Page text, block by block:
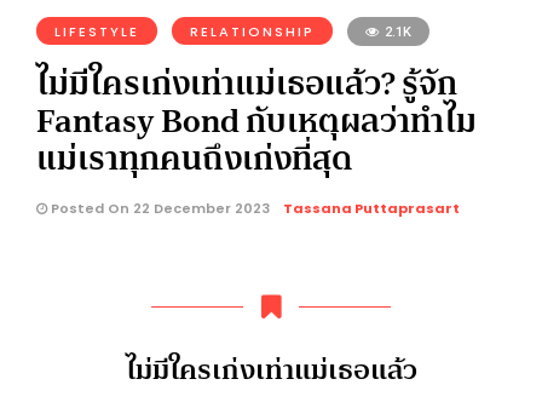
LIFESTYLE RELATIONSHIP 2.1K
ไม่มีใครเก่งเท่าแม่เธอแล้ว? รู้จัก
Fantasy Bond กับเหตุผลว่าทำไม
แม่เราทุกคนถึงเก่งที่สุด
Posted On 22 December 2023 Tassana Puttaprasart
ไม่มีใครเก่งเท่าแม่เธอแล้ว